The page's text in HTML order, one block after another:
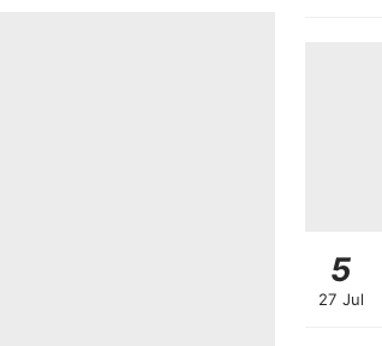
5
27 Jul